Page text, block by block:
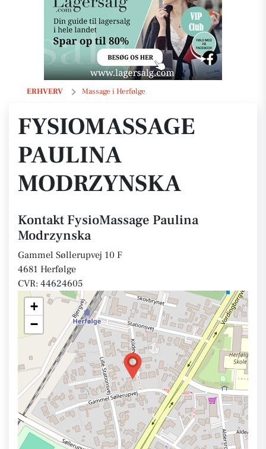
ERHVERV Massage i Herfølge
FysioMassage Paulina Modrzynska
FYSIOMASSAGE
PAULINA
MODRZYNSKA
Kontakt FysioMassage Paulina
Modrzynska
Gammel Søllerupvej 10 F
4681 Herfølge
CVR: 44624605
+
−